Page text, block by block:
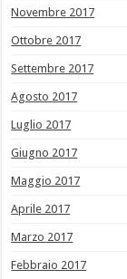
Novembre 2017
Ottobre 2017
Settembre 2017
Agosto 2017
Luglio 2017
Giugno 2017
Maggio 2017
Aprile 2017
Marzo 2017
Febbraio 2017